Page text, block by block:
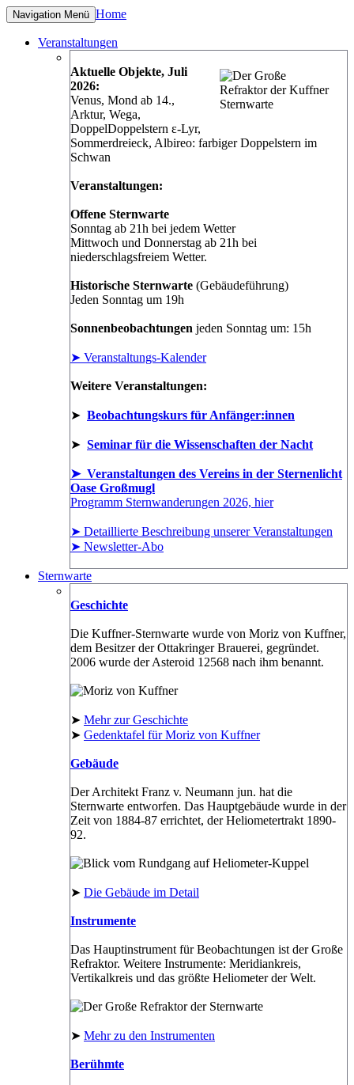
Navigation Menü Home
Veranstaltungen
Aktuelle Objekte, Juli
2026:
Venus, Mond ab 14.,
Arktur, Wega,
DoppelDoppelstern ε-Lyr,
Sommerdreieck, Albireo: farbiger Doppelstern im
Schwan
Veranstaltungen:
Offene Sternwarte
Sonntag ab 21h bei jedem Wetter
Mittwoch und Donnerstag ab 21h bei
niederschlagsfreiem Wetter.
Historische Sternwarte (Gebäudeführung)
Jeden Sonntag um 19h
Sonnenbeobachtungen jeden Sonntag um: 15h
➤ Veranstaltungs-Kalender
Weitere Veranstaltungen:
➤ Beobachtungskurs für Anfänger:innen
➤ Seminar für die Wissenschaften der Nacht
➤ Veranstaltungen des Vereins in der Sternenlicht
Oase Großmugl
Programm Sternwanderungen 2026, hier
➤ Detaillierte Beschreibung unserer Veranstaltungen
➤ Newsletter-Abo
Sternwarte
Geschichte
Die Kuffner-Sternwarte wurde von Moriz von Kuffner,
dem Besitzer der Ottakringer Brauerei, gegründet.
2006 wurde der Asteroid 12568 nach ihm benannt.
➤ Mehr zur Geschichte
➤ Gedenktafel für Moriz von Kuffner
Gebäude
Der Architekt Franz v. Neumann jun. hat die
Sternwarte entworfen. Das Hauptgebäude wurde in der
Zeit von 1884-87 errichtet, der Heliometertrakt 1890-
92.
➤ Die Gebäude im Detail
Instrumente
Das Hauptinstrument für Beobachtungen ist der Große
Refraktor. Weitere Instrumente: Meridiankreis,
Vertikalkreis und das größte Heliometer der Welt.
➤ Mehr zu den Instrumenten
Berühmte